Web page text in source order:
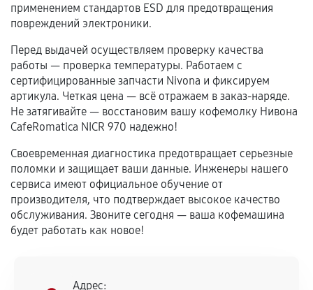
Если комплектующие куплены
самостоятельно
Гарантия на выполненные работы может
сохраняться полностью или частично, если
соблюдены следующие условия:
техническим параметрам и не имеют внешних
дефектов.
Установка была выполнена нашим сервисным
центром.
При этом гарантия на сами комплектующие
сервисный центр ответственности не несет.
применением стандартов ESD для предотвращения
повреждений электроники.
Перед выдачей осуществляем проверку качества
работы — проверка температуры. Работаем с
сертифицированные запчасти Nivona и фиксируем
артикула. Четкая цена — всё отражаем в заказ-наряде.
Не затягивайте — восстановим вашу кофемолку Нивона
CafeRomatica NICR 970 надежно!
Своевременная диагностика предотвращает серьезные
поломки и защищает ваши данные. Инженеры нашего
сервиса имеют официальное обучение от
производителя, что подтверждает высокое качество
обслуживания. Звоните сегодня — ваша кофемашина
будет работать как новое!
Адрес: